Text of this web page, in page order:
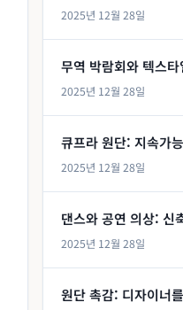
2025년 12월 28일
무역 박람회와 텍스
2025년 12월 28일
큐프라 원단: 지속가
2025년 12월 28일
댄스와 공연 의상: 신
2025년 12월 28일
원단 촉감: 디자이너